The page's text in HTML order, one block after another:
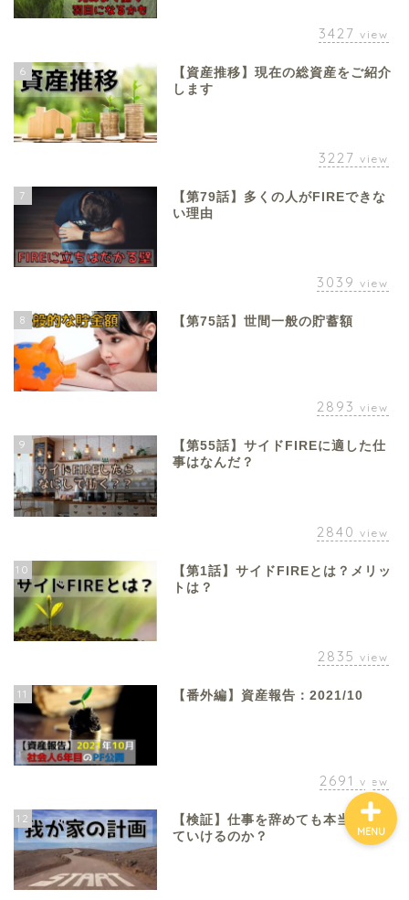
3427 view
6
【資産推移】現在の総資産をご紹介
します
3227 view
7
【第79話】多くの人がFIREできな
い理由
3039 view
8 【第75話】世間一般の貯蓄額
2893 view
9
【第55話】サイドFIREに適した仕
事はなんだ？
2840 view
10
【第1話】サイドFIREとは？メリッ
トは？
2835 view
11 【番外編】資産報告：2021/10
2691 view
12
【検証】仕事を辞めても本当に生き
ていけるのか？
MENU
資産報告